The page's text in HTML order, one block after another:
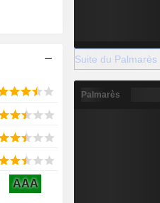
AAA
Suite du Palmarès
Palmarès